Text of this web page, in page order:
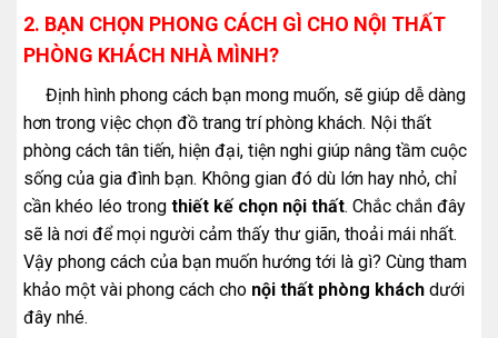
2. BẠN CHỌN PHONG CÁCH GÌ CHO NỘI THẤT
PHÒNG KHÁCH NHÀ MÌNH?
Định hình phong cách bạn mong muốn, sẽ giúp dễ dàng
hơn trong việc chọn đồ trang trí phòng khách. Nội thất
phòng cách tân tiến, hiện đại, tiện nghi giúp nâng tầm cuộc
sống của gia đình bạn. Không gian đó dù lớn hay nhỏ, chỉ
cần khéo léo trong thiết kế chọn nội thất. Chắc chắn đây
sẽ là nơi để mọi người cảm thấy thư giãn, thoải mái nhất.
Vậy phong cách của bạn muốn hướng tới là gì? Cùng tham
khảo một vài phong cách cho nội thất phòng khách dưới
đây nhé.